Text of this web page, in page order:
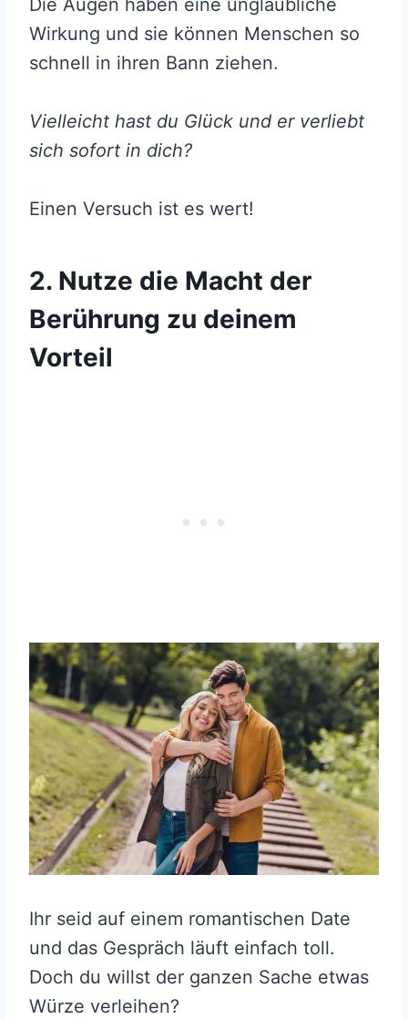
Die Augen haben eine unglaubliche
Wirkung und sie können Menschen so
schnell in ihren Bann ziehen.
Vielleicht hast du Glück und er verliebt
sich sofort in dich?
Einen Versuch ist es wert!
2. Nutze die Macht der
Berührung zu deinem
Vorteil
Ihr seid auf einem romantischen Date
und das Gespräch läuft einfach toll.
Doch du willst der ganzen Sache etwas
Würze verleihen?